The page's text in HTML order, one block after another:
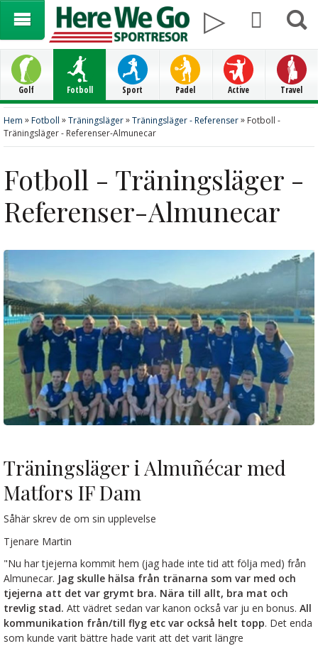
Golf Fotboll Sport Padel Active Travel
Hem »Fotboll »Träningsläger»Träningsläger - Referenser» Fotboll -
Träningsläger - Referenser-Almunecar
Fotboll - Träningsläger -
Referenser-Almunecar
Träningsläger i Almuñécar med
Matfors IF Dam
Såhär skrev de om sin upplevelse
Tjenare Martin
"Nu har tjejerna kommit hem (jag hade inte tid att följa med) från
Almunecar. Jag skulle hälsa från tränarna som var med och
tjejerna att det var grymt bra. Nära till allt, bra mat och
trevlig stad. Att vädret sedan var kanon också var ju en bonus. All
kommunikation från/till flyg etc var också helt topp. Det enda
som kunde varit bättre hade varit att det varit längre